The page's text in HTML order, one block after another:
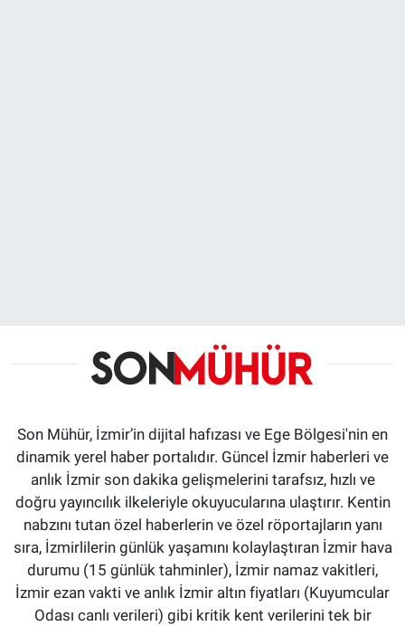
Son Mühür, İzmir’in dijital hafızası ve Ege Bölgesi'nin en
dinamik yerel haber portalıdır. Güncel İzmir haberleri ve
anlık İzmir son dakika gelişmelerini tarafsız, hızlı ve
doğru yayıncılık ilkeleriyle okuyucularına ulaştırır. Kentin
nabzını tutan özel haberlerin ve özel röportajların yanı
sıra, İzmirlilerin günlük yaşamını kolaylaştıran İzmir hava
durumu (15 günlük tahminler), İzmir namaz vakitleri,
İzmir ezan vakti ve anlık İzmir altın fiyatları (Kuyumcular
Odası canlı verileri) gibi kritik kent verilerini tek bir